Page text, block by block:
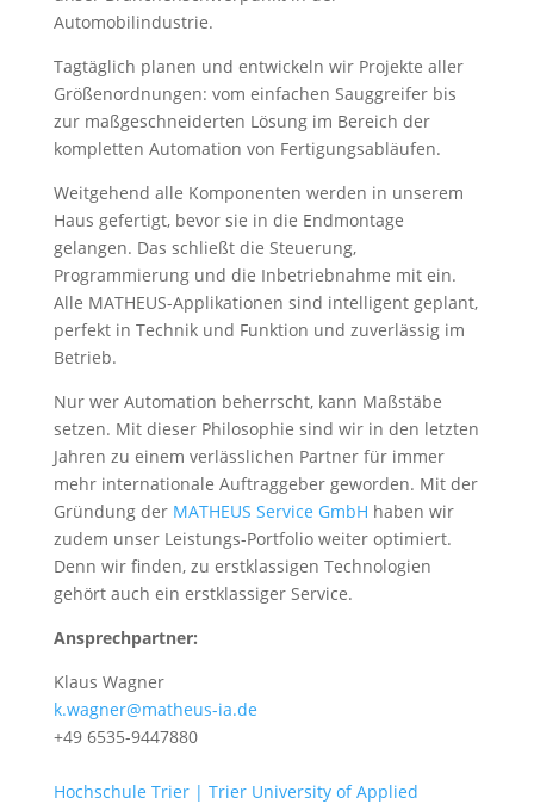
Automobilindustrie.
Tagtäglich planen und entwickeln wir Projekte aller
Größenordnungen: vom einfachen Sauggreifer bis
zur maßgeschneiderten Lösung im Bereich der
kompletten Automation von Fertigungsabläufen.
Weitgehend alle Komponenten werden in unserem
Haus gefertigt, bevor sie in die Endmontage
gelangen. Das schließt die Steuerung,
Programmierung und die Inbetriebnahme mit ein.
Alle MATHEUS-Applikationen sind intelligent geplant,
perfekt in Technik und Funktion und zuverlässig im
Betrieb.
Nur wer Automation beherrscht, kann Maßstäbe
setzen. Mit dieser Philosophie sind wir in den letzten
Jahren zu einem verlässlichen Partner für immer
mehr internationale Auftraggeber geworden. Mit der
Gründung der MATHEUS Service GmbH haben wir
zudem unser Leistungs-Portfolio weiter optimiert.
Denn wir finden, zu erstklassigen Technologien
gehört auch ein erstklassiger Service.
Ansprechpartner:
Klaus Wagner
k.wagner@matheus-ia.de
+49 6535-9447880
Hochschule Trier | Trier University of Applied